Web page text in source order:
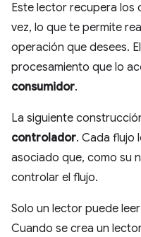
Este lector recupera
vez, lo que te permite
operación que desees.
procesamiento que lo
consumidor.
La siguiente
controlador. Cada flujo
asociado que, como su
controlar el flujo.
Solo un lector puede
Cuando se crea un